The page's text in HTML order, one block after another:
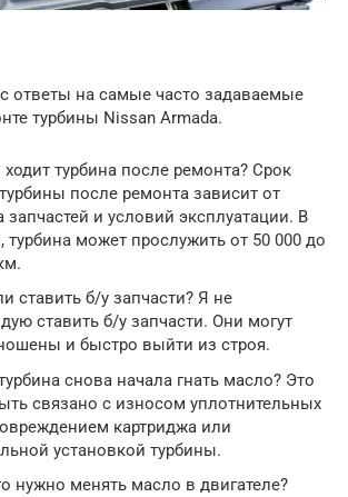
ответы на самые часто задаваемые
турбины Nissan Armada.
турбина после ремонта? Срок
после ремонта зависит от
запчастей и условий эксплуатации. В
турбина может прослужить от 50 000 до
ставить б/у запчасти? Я не
ставить б/у запчасти. Они могут
и быстро выйти из строя.
снова начала гнать масло? Это
связано с износом уплотнительных
картриджа или
установкой турбины.
нужно менять масло в двигателе?